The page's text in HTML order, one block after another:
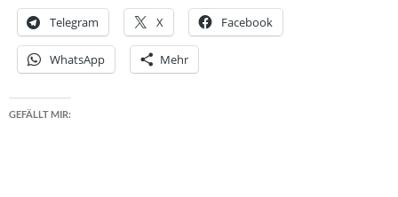
Telegram X Facebook
WhatsApp Mehr
GEFÄLLT MIR: